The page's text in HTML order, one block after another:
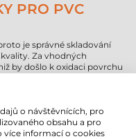
PRO PVC
je správné skladování
Za vhodných
by došlo k oxidaci povrchu
karty v původním obalu, na
slunečním zářením, aby se
o návštěvnících, pro
obsahu a pro
více informací o cookies